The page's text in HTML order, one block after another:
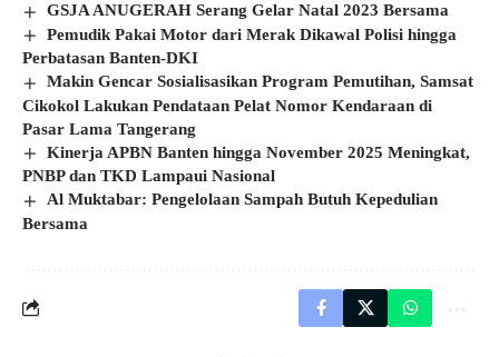
GSJA ANUGERAH Serang Gelar Natal 2023 Bersama
Pemudik Pakai Motor dari Merak Dikawal Polisi hingga
Perbatasan Banten-DKI
Makin Gencar Sosialisasikan Program Pemutihan, Samsat
Cikokol Lakukan Pendataan Pelat Nomor Kendaraan di
Pasar Lama Tangerang
Kinerja APBN Banten hingga November 2025 Meningkat,
PNBP dan TKD Lampaui Nasional
Al Muktabar: Pengelolaan Sampah Butuh Kepedulian
Bersama